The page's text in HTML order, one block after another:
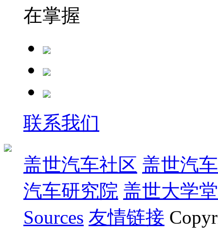
在掌握
联系我们
盖世汽车社区 盖世汽
汽车研究院 盖世大学堂
Sources 友情链接